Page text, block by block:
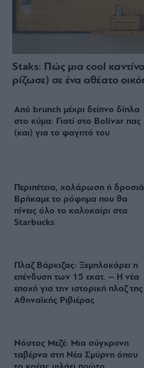
Staks: Πώς μια cool
ρίζωσε) σε ένα αθέατο
Από brunch μέχρι δείπνο δίπλα
στο κύμα: Γιατί στο Bolivar πας
(και) για το φαγητό του
Περιπέτεια, χαλάρωση ή
Βρήκαμε το ρόφημα που θα
πίνεις όλο το καλοκαίρι στα
Starbucks
Πλαζ Βάρκιζας: Ξεμπλοκάρει η
επένδυση των 15 εκατ. – Η νέα
εποχή για την ιστορική πλαζ της
Αθηναϊκής Ριβιέρας
Νόστος Μεζέ: Μια σύγχρονη
ταβέρνα στη Νέα Σμύρνη όπου